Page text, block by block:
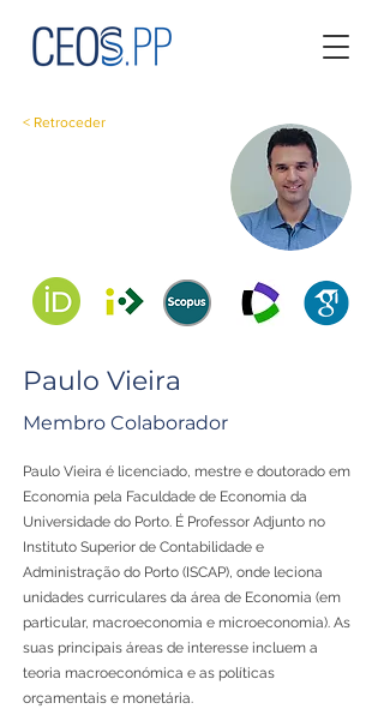
< Retroceder
Paulo Vieira
Membro Colaborador
Paulo Vieira é licenciado, mestre e doutorado em
Economia pela Faculdade de Economia da
Universidade do Porto. É Professor Adjunto no
Instituto Superior de Contabilidade e
Administração do Porto (ISCAP), onde leciona
unidades curriculares da área de Economia (em
particular, macroeconomia e microeconomia). As
suas principais áreas de interesse incluem a
teoria macroeconómica e as políticas
orçamentais e monetária.